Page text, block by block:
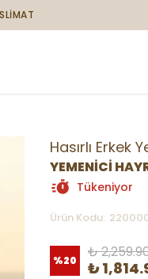
Hasırlı Erkek
YEMENİCİ
Tükeniyor
Ürün Kodu:
%20 ₺
₺